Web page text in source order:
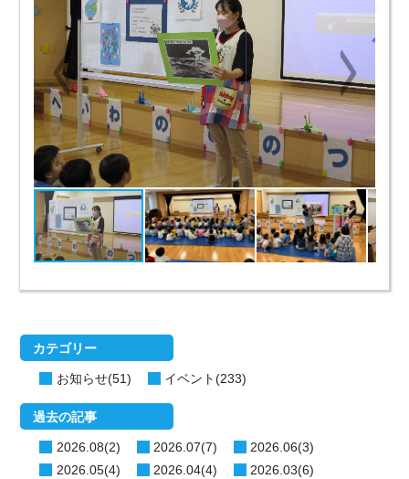
カテゴリー
お知らせ(51) イベント(233)
過去の記事
2026.08(2) 2026.07(7)
2026.06(3)
2026.05(4)
2026.04(4)
2026.03(6)